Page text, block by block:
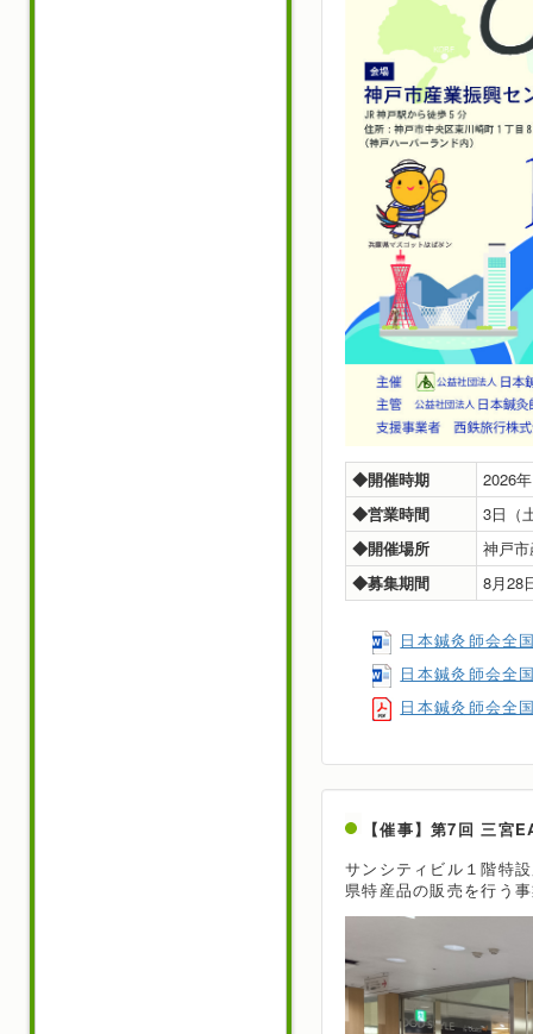
◆開催時期
2026
◆営業時間
3日（
◆開催場所
神戸
◆募集期間
8月28
日本鍼灸師会
日本鍼灸師会
日本鍼灸師会
【催事】第7回 三宮
サンシティビル１階特
県特産品の販売を行う